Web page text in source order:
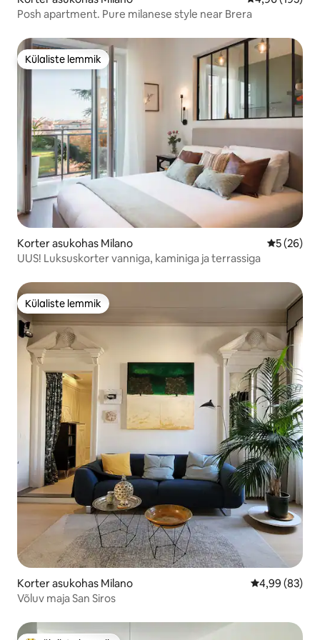
Posh apartment. Pure milanese style near Brera
Külaliste lemmik
Külaliste lemmik
Korter asukohas Milano Keskmine
5 (26)
UUS! Luksuskorter vanniga, kaminiga ja terrassiga
Külaliste lemmik
Külaliste lemmik
Korter asukohas Milano Keskmine
4,99 (83)
Võluv maja San Siros